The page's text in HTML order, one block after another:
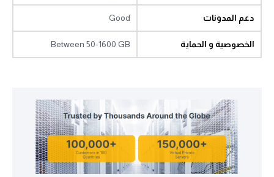
دعم المدونات Good
الخصوصية و الحماية Between 50-1600 GB